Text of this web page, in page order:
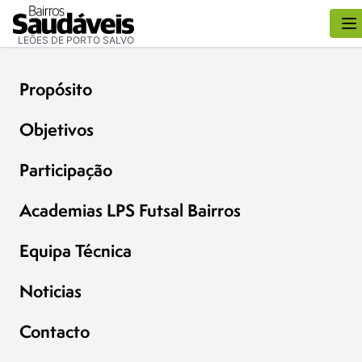
LEÕES DE PORTO SALVO
Propósito
Objetivos
Participação
Academias LPS Futsal Bairros
Equipa Técnica
Noticias
Contacto